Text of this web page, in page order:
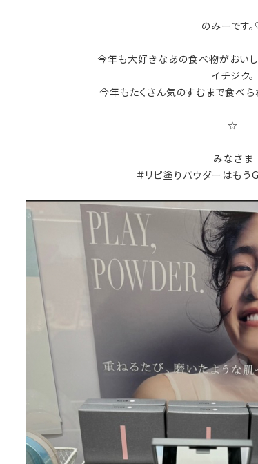
のみーです
今年も大好きなあの食べ物がおいし
イチジク。
今年もたくさん気のすむまで食べら
☆
みなさま
＃リピ塗りパウダーはもう